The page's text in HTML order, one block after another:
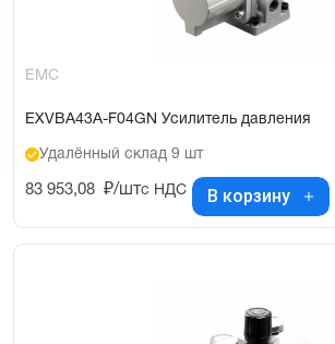
EMC
EXVBA43A-F04GN Усилитель давления
Удалённый склад 9 шт
83 953,08 ₽/штс НДС В корзину